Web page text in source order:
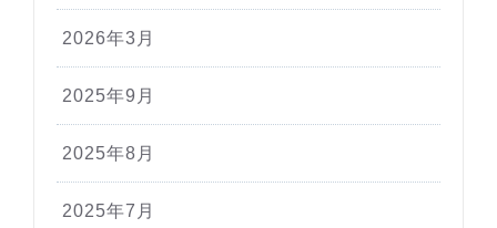
2026年3月
2025年9月
2025年8月
2025年7月